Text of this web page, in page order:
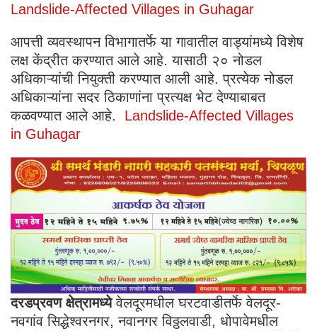
Landslide-Affected Villages in Guhagar
आपत्ती व्यवस्थापन विभागातर्फे या गावातील वाड्यांमध्ये विशेष
लक्ष केंद्रीत करण्यात आले आहे. यासाठी २० नोडल
अधिकाऱ्यांची नियुक्ती करण्यात आली आहे. प्रत्येक नोडल
अधिकाऱ्यांना सदर ठिकाणांना प्रत्यक्ष भेट देण्याबाबत
कळवण्यात आले आहे. Landslide-Affected Villages
in Guhagar
दरडप्रवण क्षेत्रामध्येवेलदूरमधील घरटवाडीतर्फे वेलदूर-
नवगांव सिद्धेश्वरनगर, नवानगर विठ्ठलवाडी, धोपावेमधील